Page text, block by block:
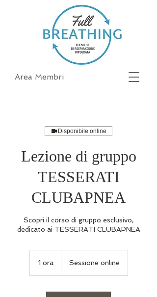
Area Membri
Disponibile online
Lezione di gruppo
TESSERATI
CLUBAPNEA
Scopri il corso di gruppo esclusivo,
dedicato ai TESSERATI CLUBAPNEA
1 ora1
Sessione online